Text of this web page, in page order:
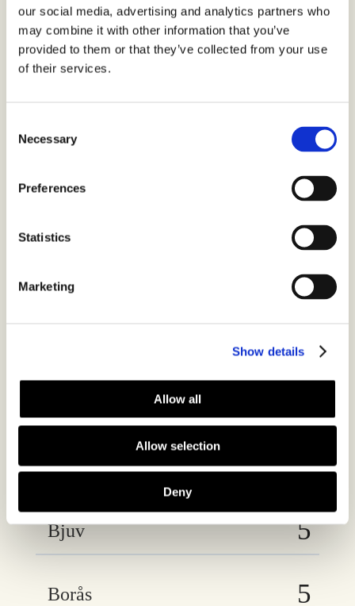
our social media, advertising and analytics partners who
may combine it with other information that you’ve
provided to them or that they’ve collected from your use
of their services.
Selection
Necessary
Preferences
Statistics
Marketing
Show details
Allow all
Allow selection
Deny
Vi finns på följande orter
Stockholm
Malmö
Lund
Bjuv
Borås